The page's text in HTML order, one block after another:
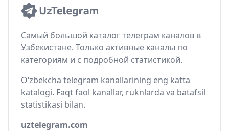
Самый большой каталог телеграм каналов в
Узбекистане. Только активные каналы по
категориям и с подробной статистикой.
O‘zbekcha telegram kanallarining eng katta
katalogi. Faqt faol kanallar, ruknlarda va batafsil
statistikasi bilan.
uztelegram.com